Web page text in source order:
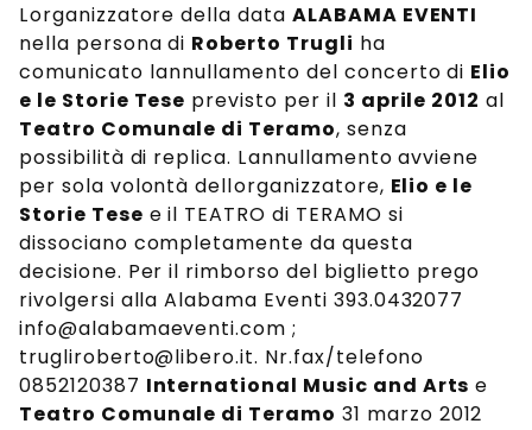
Lorganizzatore della data ALABAMA EVENTI
nella persona di Roberto Trugli ha
comunicato lannullamento del concerto di Elio
e le Storie Tese previsto per il 3 aprile 2012 al
Teatro Comunale di Teramo, senza
possibilità di replica. Lannullamento avviene
per sola volontà dellorganizzatore, Elio e le
Storie Tese e il TEATRO di TERAMO si
dissociano completamente da questa
decisione. Per il rimborso del biglietto prego
rivolgersi alla Alabama Eventi 393.0432077
info@alabamaeventi.com ;
trugliroberto@libero.it. Nr.fax/telefono
0852120387 International Music and Arts e
Teatro Comunale di Teramo 31 marzo 2012